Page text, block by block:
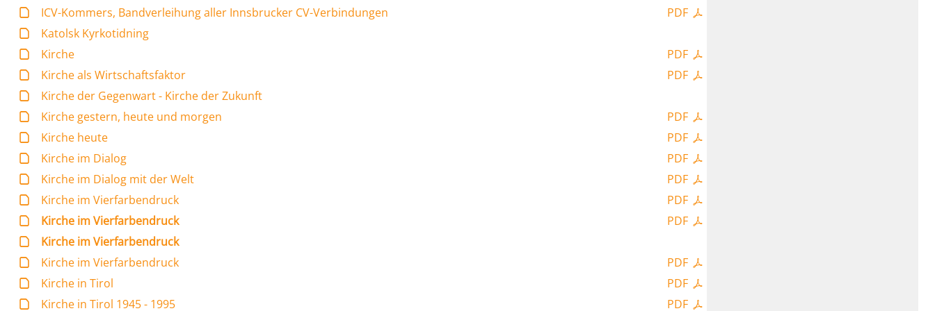
PDF
ICV-Kommers, Bandverleihung aller Innsbrucker CV-Verbindungen
Katolsk Kyrkotidning
PDF
Kirche
PDF
Kirche als Wirtschaftsfaktor
Kirche der Gegenwart - Kirche der Zukunft
PDF
Kirche gestern, heute und morgen
PDF
Kirche heute
PDF
Kirche im Dialog
PDF
Kirche im Dialog mit der Welt
PDF
Kirche im Vierfarbendruck
PDF
Kirche im Vierfarbendruck
Kirche im Vierfarbendruck
PDF
Kirche im Vierfarbendruck
PDF
Kirche in Tirol
PDF
Kirche in Tirol 1945 - 1995